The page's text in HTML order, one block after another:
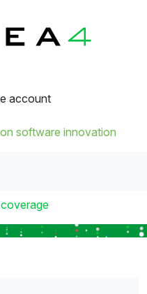
account
software innovation